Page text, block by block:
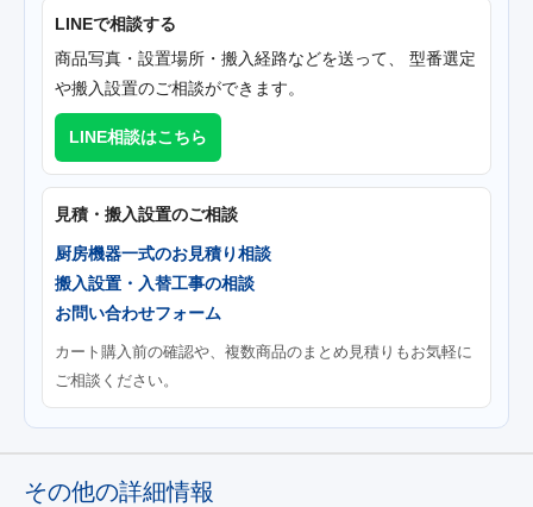
LINEで相談する
商品写真・設置場所・搬入経路などを送って、 型番選定
や搬入設置のご相談ができます。
LINE相談はこちら
見積・搬入設置のご相談
厨房機器一式のお見積り相談
搬入設置・入替工事の相談
お問い合わせフォーム
カート購入前の確認や、複数商品のまとめ見積りもお気軽に
ご相談ください。
その他の詳細情報